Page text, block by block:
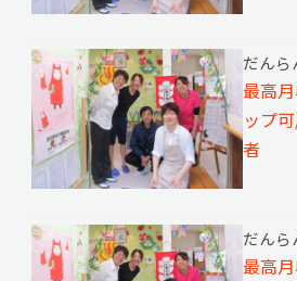
だんら
最高
ップ
者
だんら
最高